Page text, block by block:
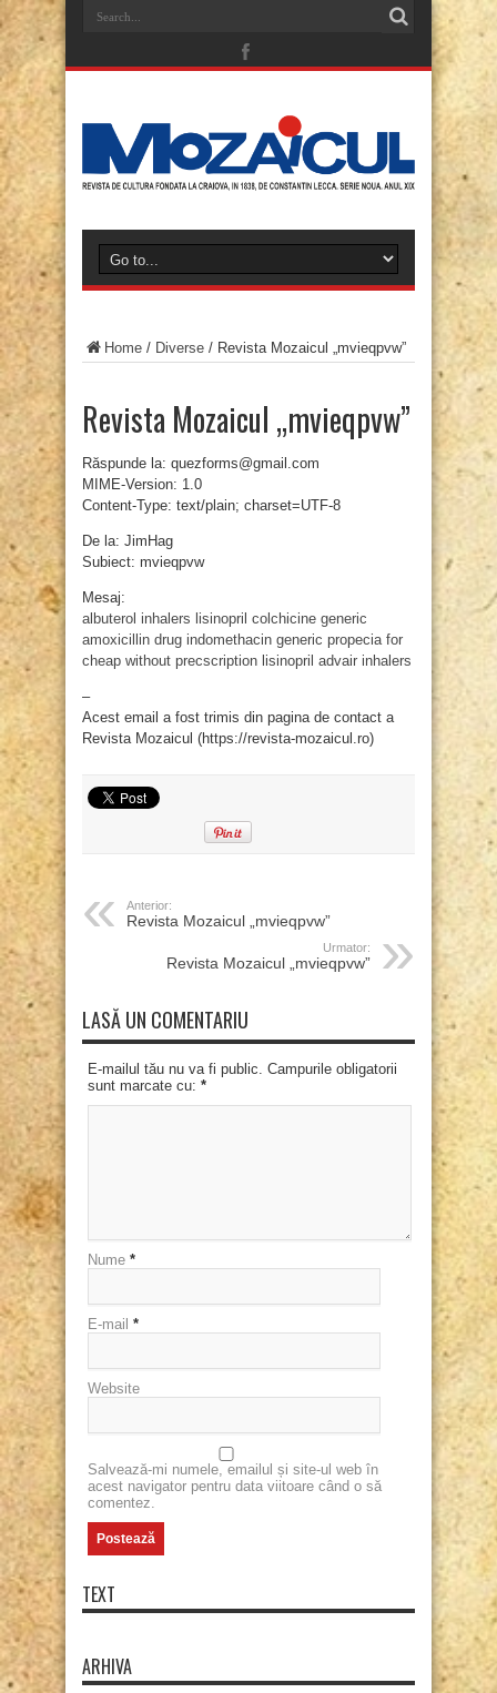
Home / Diverse / Revista Mozaicul „mvieqpvw”
Revista Mozaicul „mvieqpvw”
Răspunde la: quezforms@gmail.com
MIME-Version: 1.0
Content-Type: text/plain; charset=UTF-8
De la: JimHag
Subiect: mvieqpvw
Mesaj:
albuterol inhalers lisinopril colchicine generic
amoxicillin drug indomethacin generic propecia for
cheap without precscription lisinopril advair inhalers
–
Acest email a fost trimis din pagina de contact a
Revista Mozaicul (https://revista-mozaicul.ro)
Anterior:
Revista Mozaicul „mvieqpvw”
Urmator:
Revista Mozaicul „mvieqpvw”
LASĂ UN COMENTARIU
E-mailul tău nu va fi public. Campurile obligatorii
sunt marcate cu: *
Nume *
E-mail *
Website
Salvează-mi numele, emailul și site-ul web în
acest navigator pentru data viitoare când o să
comentez.
TEXT
ARHIVA